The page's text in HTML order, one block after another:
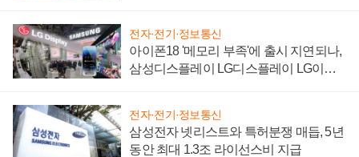
전자·전기·정보통신
아이폰18 '메모리 부족'에 출시 지연되나,
삼성디스플레이 LG디스플레이 LG이노
전자·전기·정보통신
삼성전자 넷리스트와 특허분쟁 매듭, 5년
동안 최대 1.3조 라이선스비 지급